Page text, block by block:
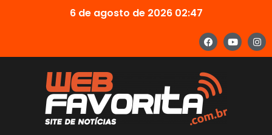
6 de agosto de 2026 02:47